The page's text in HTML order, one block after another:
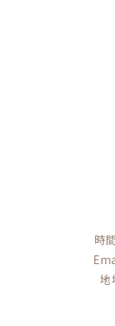
時
地